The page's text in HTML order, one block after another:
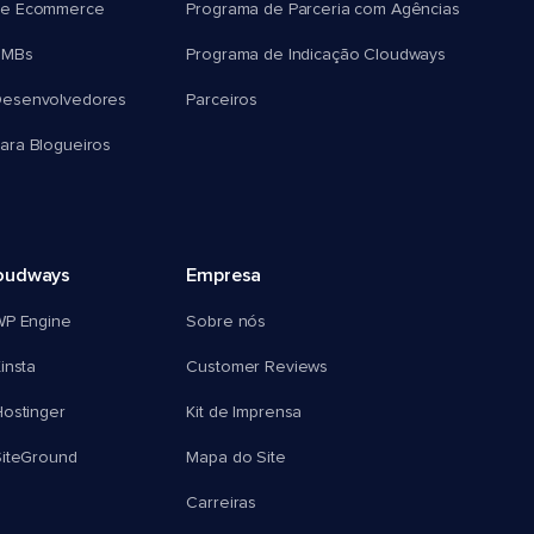
Ecommerce
Blogueiros
Programa de Parceria com Agências
Programa de Indicação Cloudways
Parceiros
Engine
Empresa
Sobre nós
Customer Reviews
Kit de Imprensa
Mapa do Site
Carreiras